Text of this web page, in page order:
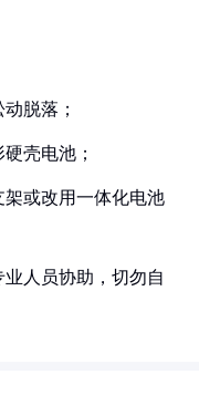
脱落；
壳电池；
或改用一体化电池
业人员协助，切勿自